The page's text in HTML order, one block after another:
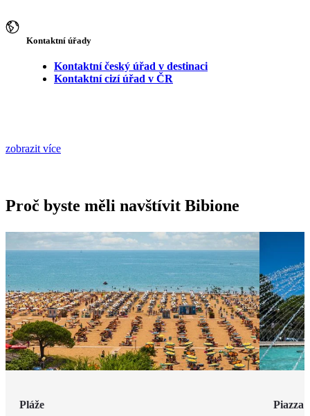
Kontaktní úřady
Kontaktní český úřad v destinaci
Kontaktní cizí úřad v ČR
zobrazit více
Proč byste měli navštívit Bibione
Pláže Piazza